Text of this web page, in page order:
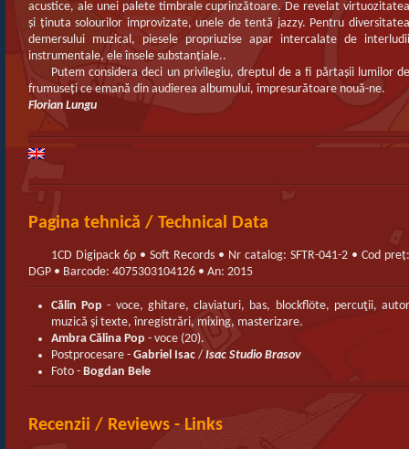
acustice, ale unei palete timbrale cuprinzătoare. De revelat virtuozitatea
şi ţinuta solourilor improvizate, unele de tentă jazzy. Pentru diversitatea
demersului muzical, piesele propriuzise apar intercalate de interludii
instrumentale, ele însele substanţiale..
Putem considera deci un privilegiu, dreptul de a fi părtaşii lumilor de
frumuseţi ce emană din audierea albumului, împresurătoare nouă-ne.
Florian Lungu
Pagina tehnică / Technical Data
1CD Digipack 6p • Soft Records • Nr catalog: SFTR-041-2 • Cod preț:
DGP • Barcode: 4075303104126 • An: 2015
Călin Pop - voce, ghitare, claviaturi, bas, blockflöte, percuţii,
muzică şi texte, înregistrări, mixing, masterizare.
Ambra Călina Pop - voce (20).
Postprocesare - Gabriel Isac / Isac Studio Brasov
Foto - Bogdan Bele
Recenzii / Reviews - Links